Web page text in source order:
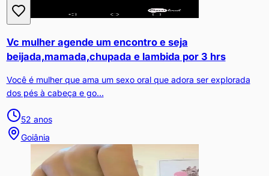
Vc mulher agende um encontro e seja
beijada,mamada,chupada e lambida por 3 hrs
Você é mulher que ama um sexo oral que adora ser explorada
dos pés à cabeça e go...
52 anos
Goiânia